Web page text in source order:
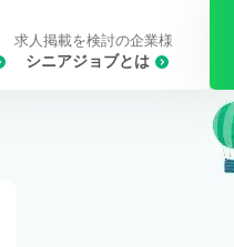
シニアジョブとは
求人掲載を検討の企業様